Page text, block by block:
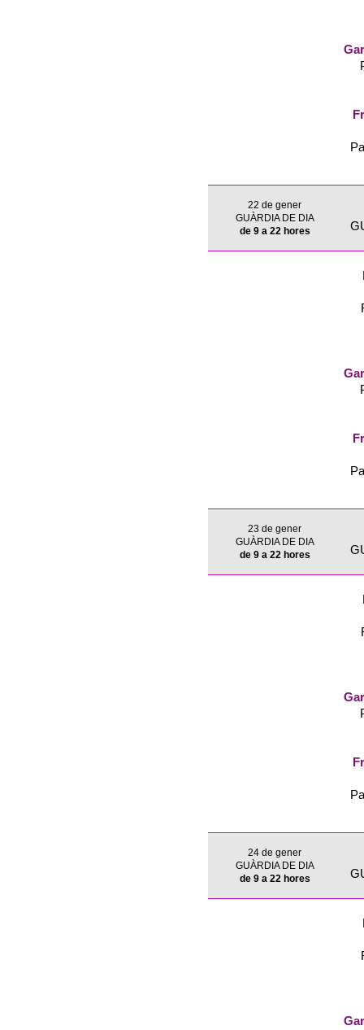
22 de gener
GUÀRDIA DE DIA
de 9 a 22 hores
23 de gener
GUÀRDIA DE DIA
de 9 a 22 hores
24 de gener
GUÀRDIA DE DIA
de 9 a 22 hores